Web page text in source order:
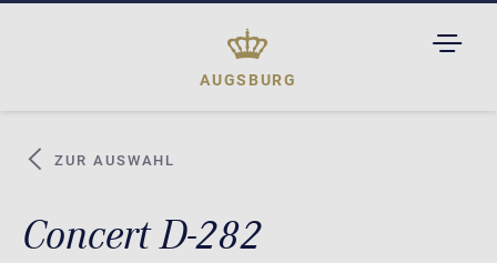
AUGSBURG
ZUR AUSWAHL
Concert D-282